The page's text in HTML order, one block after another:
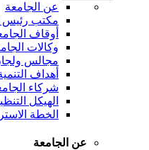
عن الجامعة
مكتب رئيس
أوقاف
وكالات
مجالس
أهداف
شركاء
الهيكل
الخطة
عن الجامعة